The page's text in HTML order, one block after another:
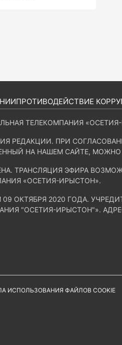
ПРОТИВОДЕЙСТВИЕ
ТЕЛЕКОМПАНИЯ
РЕДАКЦИИ. ПРИ
НА НАШЕМ САЙТЕ,
ТРАНСЛЯЦИЯ ЭФИРА
«ОСЕТИЯ-ИРЫСТОН».
ОКТЯБРЯ 2020 ГОДА.
"ОСЕТИЯ-ИРЫСТОН"».
ИСПОЛЬЗОВАНИЯ ФАЙЛОВ COOKIE